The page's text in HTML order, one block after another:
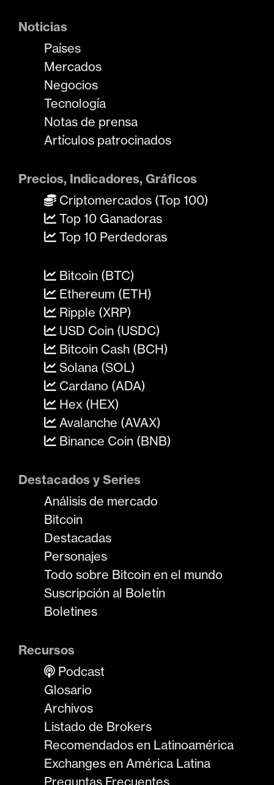
Noticias
Países
Mercados
Negocios
Tecnología
Notas de prensa
Artículos patrocinados
Precios, Indicadores, Gráficos
Criptomercados (Top 100)
Top 10 Ganadoras
Top 10 Perdedoras
Bitcoin (BTC)
Ethereum (ETH)
Ripple (XRP)
USD Coin (USDC)
Bitcoin Cash (BCH)
Solana (SOL)
Cardano (ADA)
Hex (HEX)
Avalanche (AVAX)
Binance Coin (BNB)
Destacados y Series
Análisis de mercado
Bitcoin
Destacadas
Personajes
Todo sobre Bitcoin en el mundo
Suscripción al Boletín
Boletines
Recursos
Podcast
Glosario
Archivos
Listado de Brokers
Recomendados en Latinoamérica
Exchanges en América Latina
Preguntas Frecuentes